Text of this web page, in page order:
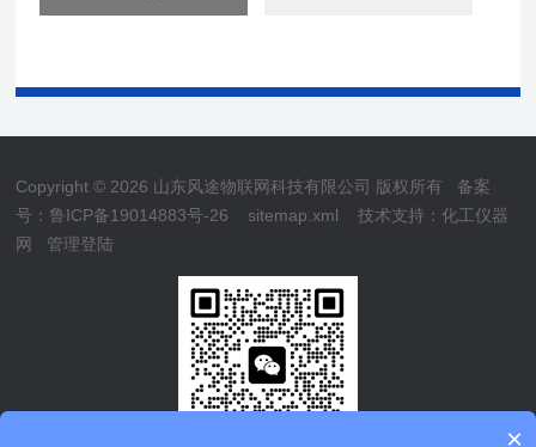
Copyright © 2026 山东风途物联网科技有限公司 版权所有 备案
号：鲁ICP备19014883号-26
sitemap.xml 技术支持：化工仪器
网
管理登陆
×